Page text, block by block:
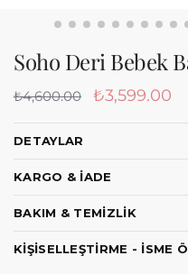
Soho Deri Bebek
₺4,600.00 ₺3,599.00
DETAYLAR
KARGO & İADE
BAKIM & TEMIZLIK
KIŞISELLEŞTIRME - İSME